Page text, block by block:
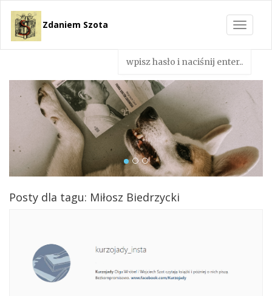
Toggle
Zdaniem Szota
Posty dla tagu: Miłosz Biedrzycki